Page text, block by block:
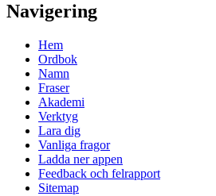
Navigering
Hem
Ordbok
Namn
Fraser
Akademi
Verktyg
Lara dig
Vanliga fragor
Ladda ner appen
Feedback och felrapport
Sitemap